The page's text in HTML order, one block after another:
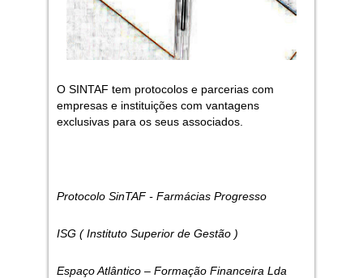
O SINTAF tem protocolos e parcerias com
empresas e instituições com vantagens
exclusivas para os seus associados.
Protocolo SinTAF - Farmácias Progresso
ISG ( Instituto Superior de Gestão )
Espaço Atlântico – Formação Financeira Lda